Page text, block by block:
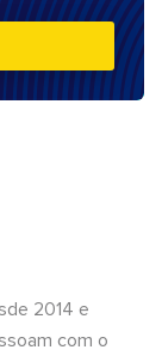
2014 e
com o